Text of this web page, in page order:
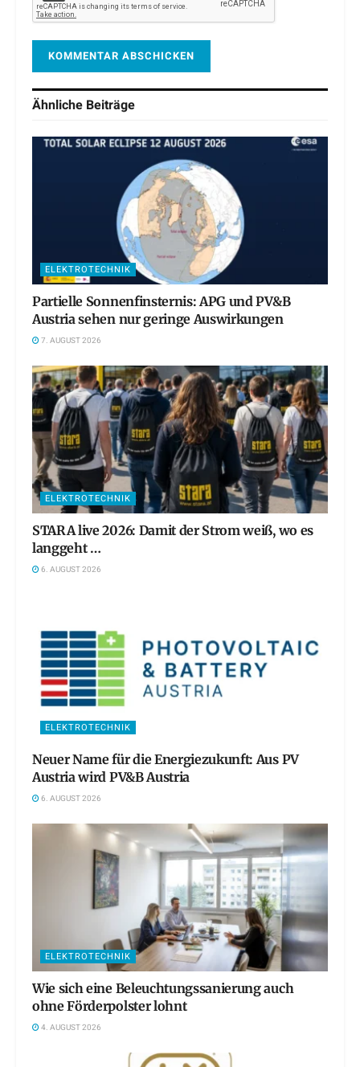
Ähnliche Beiträge
ELEKTROTECHNIK
Partielle Sonnenfinsternis: APG und PV&B
Austria sehen nur geringe Auswirkungen
7. AUGUST 2026
ELEKTROTECHNIK
STARA live 2026: Damit der Strom weiß, wo es
langgeht …
6. AUGUST 2026
ELEKTROTECHNIK
Neuer Name für die Energiezukunft: Aus PV
Austria wird PV&B Austria
6. AUGUST 2026
ELEKTROTECHNIK
Wie sich eine Beleuchtungssanierung auch
ohne Förderpolster lohnt
4. AUGUST 2026